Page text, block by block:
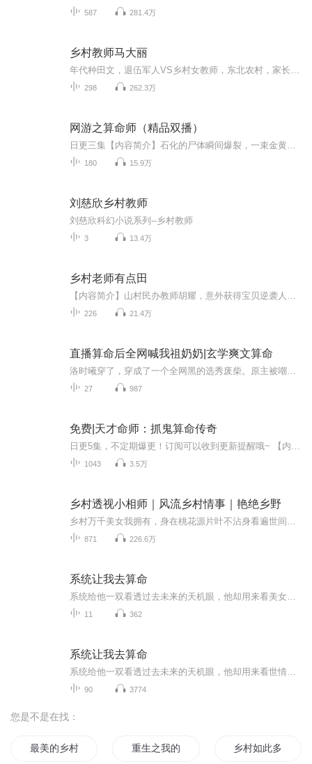
587 281.4万
乡村教师马大丽
298 262.3万
网游之算命师（精品双播）
180 15.9万
刘慈欣乡村教师
刘慈欣科幻小说系列--乡村教师
3 13.4万
乡村老师有点田
226 21.4万
直播算命后全网喊我祖奶奶|玄学爽文算命
27 987
免费|天才命师：抓鬼算命传奇
1043 3.5万
乡村透视小相师｜风流乡村情事｜艳绝乡野
871 226.6万
系统让我去算命
11 362
系统让我去算命
90 3774
您是不是在找：
最美的乡村 重生之我的乡村人生 乡村如此多娇